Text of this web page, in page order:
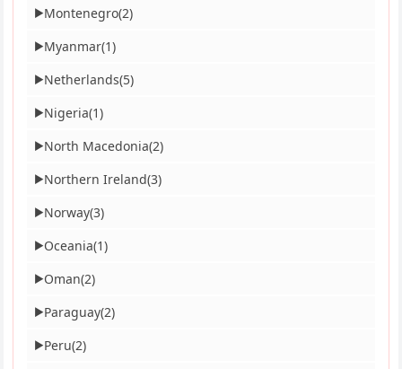
▶Montenegro(2)
▶Myanmar(1)
▶Netherlands(5)
▶Nigeria(1)
▶North Macedonia(2)
▶Northern Ireland(3)
▶Norway(3)
▶Oceania(1)
▶Oman(2)
▶Paraguay(2)
▶Peru(2)